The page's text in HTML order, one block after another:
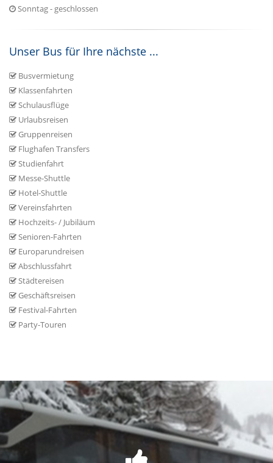
Sonntag - geschlossen
Unser Bus für Ihre nächste ...
Busvermietung
Klassenfahrten
Schulausflüge
Urlaubsreisen
Gruppenreisen
Flughafen Transfers
Studienfahrt
Messe-Shuttle
Hotel-Shuttle
Vereinsfahrten
Hochzeits- / Jubiläum
Senioren-Fahrten
Europarundreisen
Abschlussfahrt
Städtereisen
Geschäftsreisen
Festival-Fahrten
Party-Touren